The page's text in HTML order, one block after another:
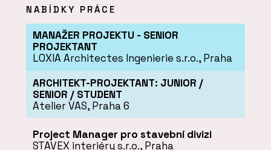
NABÍDKY PRÁCE
MANAŽER PROJEKTU - SENIOR
PROJEKTANT
LOXIA Architectes Ingenierie s.r.o., Praha
ARCHITEKT-PROJEKTANT: JUNIOR /
SENIOR / STUDENT
Atelier VAS, Praha 6
Project Manager pro stavební divizi
STAVEX interiéry s.r.o., Praha